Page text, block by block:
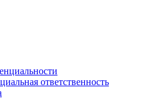
ответственность